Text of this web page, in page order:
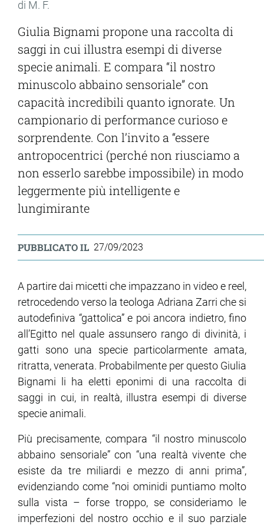
di M. F.
Giulia Bignami propone una raccolta di
saggi in cui illustra esempi di diverse
specie animali. E compara “il nostro
minuscolo abbaino sensoriale” con
capacità incredibili quanto ignorate. Un
campionario di performance curioso e
sorprendente. Con l’invito a “essere
antropocentrici (perché non riusciamo a
non esserlo sarebbe impossibile) in modo
leggermente più intelligente e
lungimirante
PUBBLICATO IL 27/09/2023
A partire dai micetti che impazzano in video e reel,
retrocedendo verso la teologa Adriana Zarri che si
autodefiniva “gattolica” e poi ancora indietro, fino
all’Egitto nel quale assunsero rango di divinità, i
gatti sono una specie particolarmente amata,
ritratta, venerata. Probabilmente per questo Giulia
Bignami li ha eletti eponimi di una raccolta di
saggi in cui, in realtà, illustra esempi di diverse
specie animali.
Più precisamente, compara “il nostro minuscolo
abbaino sensoriale” con “una realtà vivente che
esiste da tre miliardi e mezzo di anni prima”,
evidenziando come “noi ominidi puntiamo molto
sulla vista – forse troppo, se consideriamo le
imperfezioni del nostro occhio e il suo parziale